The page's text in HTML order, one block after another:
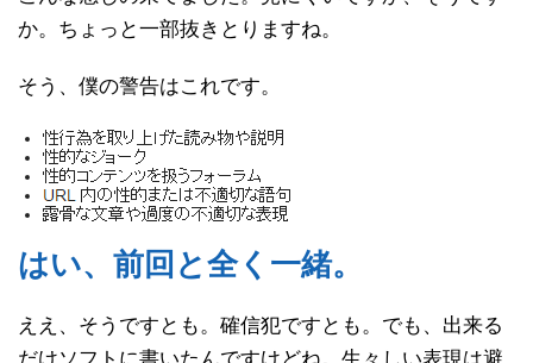
か。ちょっと一部抜きとりますね。
そう、僕の警告はこれです。
はい、前回と全く一緒。
ええ、そうですとも。確信犯ですとも。でも、出来る